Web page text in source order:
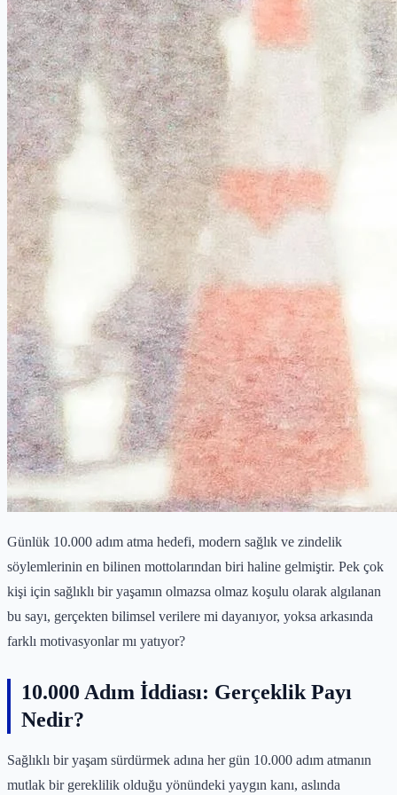
Günlük 10.000 adım atma hedefi, modern sağlık ve zindelik
söylemlerinin en bilinen mottolarından biri haline gelmiştir. Pek çok
kişi için sağlıklı bir yaşamın olmazsa olmaz koşulu olarak algılanan
bu sayı, gerçekten bilimsel verilere mi dayanıyor, yoksa arkasında
farklı motivasyonlar mı yatıyor?
10.000 Adım İddiası: Gerçeklik Payı
Nedir?
Sağlıklı bir yaşam sürdürmek adına her gün 10.000 adım atmanın
mutlak bir gereklilik olduğu yönündeki yaygın kanı, aslında